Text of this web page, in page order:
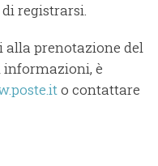
registrarsi.
alla prenotazione del
è
o contattare